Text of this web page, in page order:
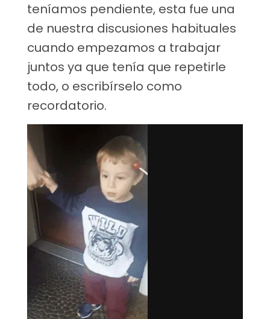
teníamos pendiente, esta fue una
de nuestra discusiones habituales
cuando empezamos a trabajar
juntos ya que tenía que repetirle
todo, o escribírselo como
recordatorio.